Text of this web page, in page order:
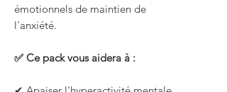
émotionnels de maintien de
l'anxiété.
✅ Ce pack vous aidera à :